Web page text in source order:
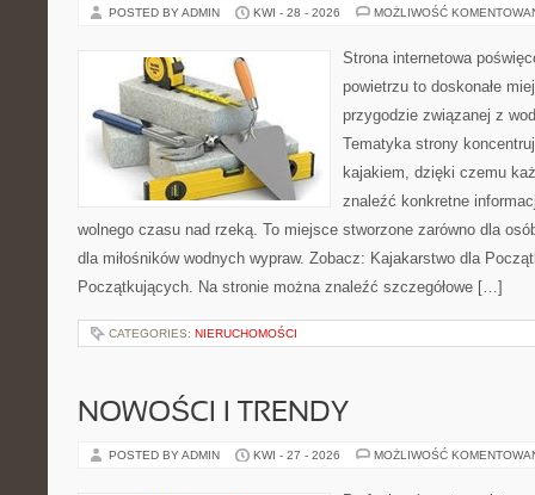
POSTED BY ADMIN KWI - 28 - 2026 MOŻLIWOŚĆ
Strona internetowa
powietrzu to doskonałe
przygodzie związanej z
Tematyka strony
kajakiem, dzięki czemu
znaleźć konkretne
wolnego czasu nad rzeką. To miejsce stworzone zarówno dla
dla miłośników wodnych wypraw. Zobacz: Kajakarstwo dla
Początkujących. Na stronie można znaleźć szczegółowe […]
CATEGORIES: NIERUCHOMOŚCI
NOWOŚCI I TRENDY
POSTED BY ADMIN KWI - 27 - 2026 MOŻLIWOŚĆ